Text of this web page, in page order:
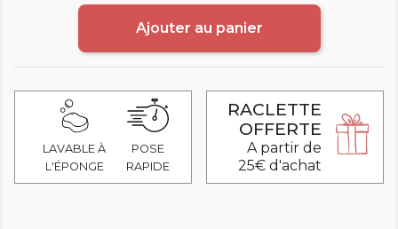
Ajouter au panier
LAVABLE À
L'ÉPONGE
POSE
RAPIDE
RACLETTE
OFFERTE
A partir de
25€ d'achat